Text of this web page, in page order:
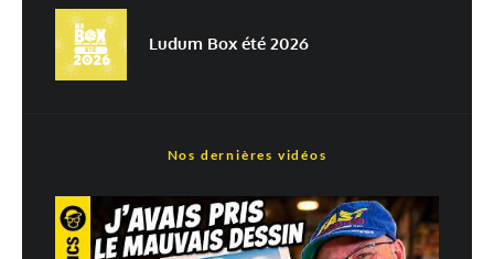
traitées
Ludum Box été 2026
Nos dernières vidéos